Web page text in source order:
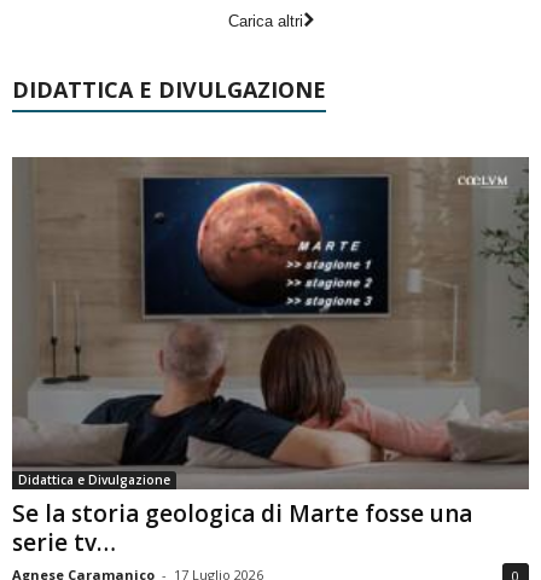
Carica altri
DIDATTICA E DIVULGAZIONE
Didattica e Divulgazione
Se la storia geologica di Marte fosse una
serie tv…
Agnese Caramanico - 17 Luglio 2026 0